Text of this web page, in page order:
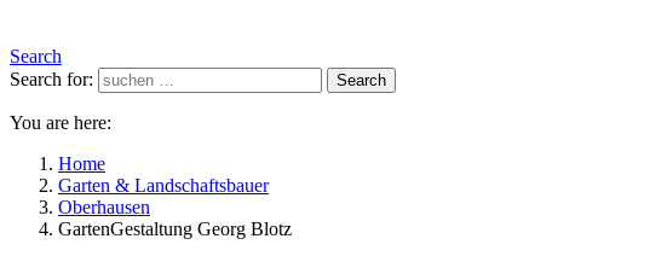
Search
Search for:
Search
You are here:
Home
Garten & Landschaftsbauer
Oberhausen
GartenGestaltung Georg Blotz